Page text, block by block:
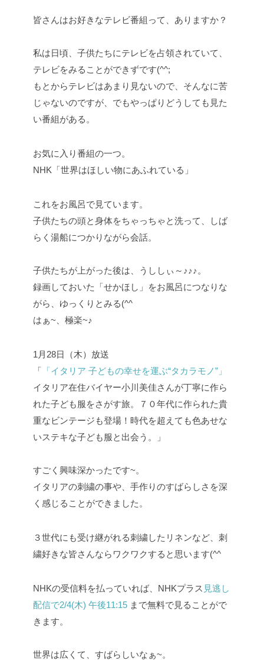
皆さんはお好きなテレビ番組って、ありますか？
私は日頃、子供たちにテレビを占領されていて、
テレビをみることができずです(^^;
もとからテレビはあまり見ないので、そんなに苦
じゃないのですが、でもやっぱりどうしても見た
い番組がある。
お気に入り番組の一つ。
NHK「世界はほしい物にあふれている」
これをお風呂で見ています。
子供たちの頭と身体をちゃっちゃと洗って、しば
らく湯船につかりながら会話。
子供たちが上がった後は、うししぃ～♪♪♪。
録画しておいた「せかほし」をお風呂につなりな
がら、ゆっくりとみる(^^
はぁ~、極楽~♪
1月28日（木）放送
「 「イタリア 子どもの幸せを運ぶ“タカラモノ”」
イタリア在住バイヤー小川美佳さんが丁寧に作ら
れた子ども服をさがす旅。７０年代に作られた貴
重なビンテージも登場！時代を超えても色あせな
いステキな子ども服と出会う。」
すごく興味深かったです~。
イタリアの刺繍の事や、手作りのすばらしさを深
く感じることができました。
３世代にも受け継がれる刺繍したリネンなど、刺
繍好きな皆さんならワクワクすると思います(^^
NHKの受信料を払っていれば、NHKプラス 見逃し
配信で2/4(木) 午後11:15 まで無料で見ることがで
きます。
世界は広くて、すばらしいなぁ~。